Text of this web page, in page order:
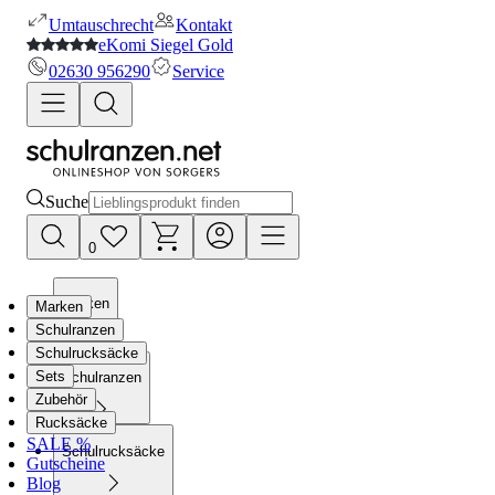
Umtauschrecht
Kontakt
eKomi Siegel Gold
02630 956290
Service
Suche
0
Marken
Schulranzen
Schulrucksäcke
Marken
Schulranzen
Schulrucksäcke
Sets
Zubehör
Rucksäcke
SALE %
Gutscheine
Blog